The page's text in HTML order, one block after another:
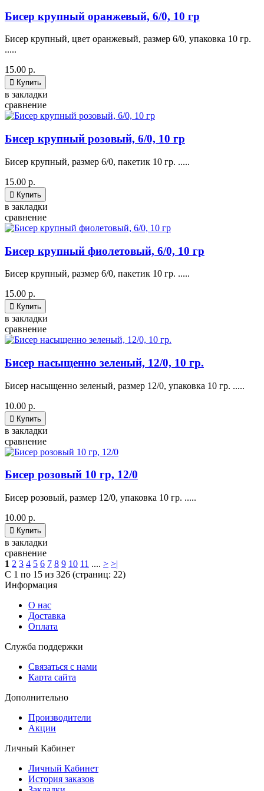
Бисер крупный оранжевый, 6/0, 10 гр
Бисер крупный, цвет оранжевый, размер 6/0, упаковка 10 гр.
.....
15.00 р.
 Купить
в закладки
сравнение
Бисер крупный розовый, 6/0, 10 гр
Бисер крупный, размер 6/0, пакетик 10 гр. .....
15.00 р.
 Купить
в закладки
сравнение
Бисер крупный фиолетовый, 6/0, 10 гр
Бисер крупный, размер 6/0, пакетик 10 гр. .....
15.00 р.
 Купить
в закладки
сравнение
Бисер насыщенно зеленый, 12/0, 10 гр.
Бисер насыщенно зеленый, размер 12/0, упаковка 10 гр. .....
10.00 р.
 Купить
в закладки
сравнение
Бисер розовый 10 гр, 12/0
Бисер розовый, размер 12/0, упаковка 10 гр. .....
10.00 р.
 Купить
в закладки
сравнение
1 2 3 4 5 6 7 8 9 10 11 .... > >|
C 1 по 15 из 326 (страниц: 22)
Информация
О нас
Доставка
Оплата
Служба поддержки
Связаться с нами
Карта сайта
Дополнительно
Производители
Акции
Личный Кабинет
Личный Кабинет
История заказов